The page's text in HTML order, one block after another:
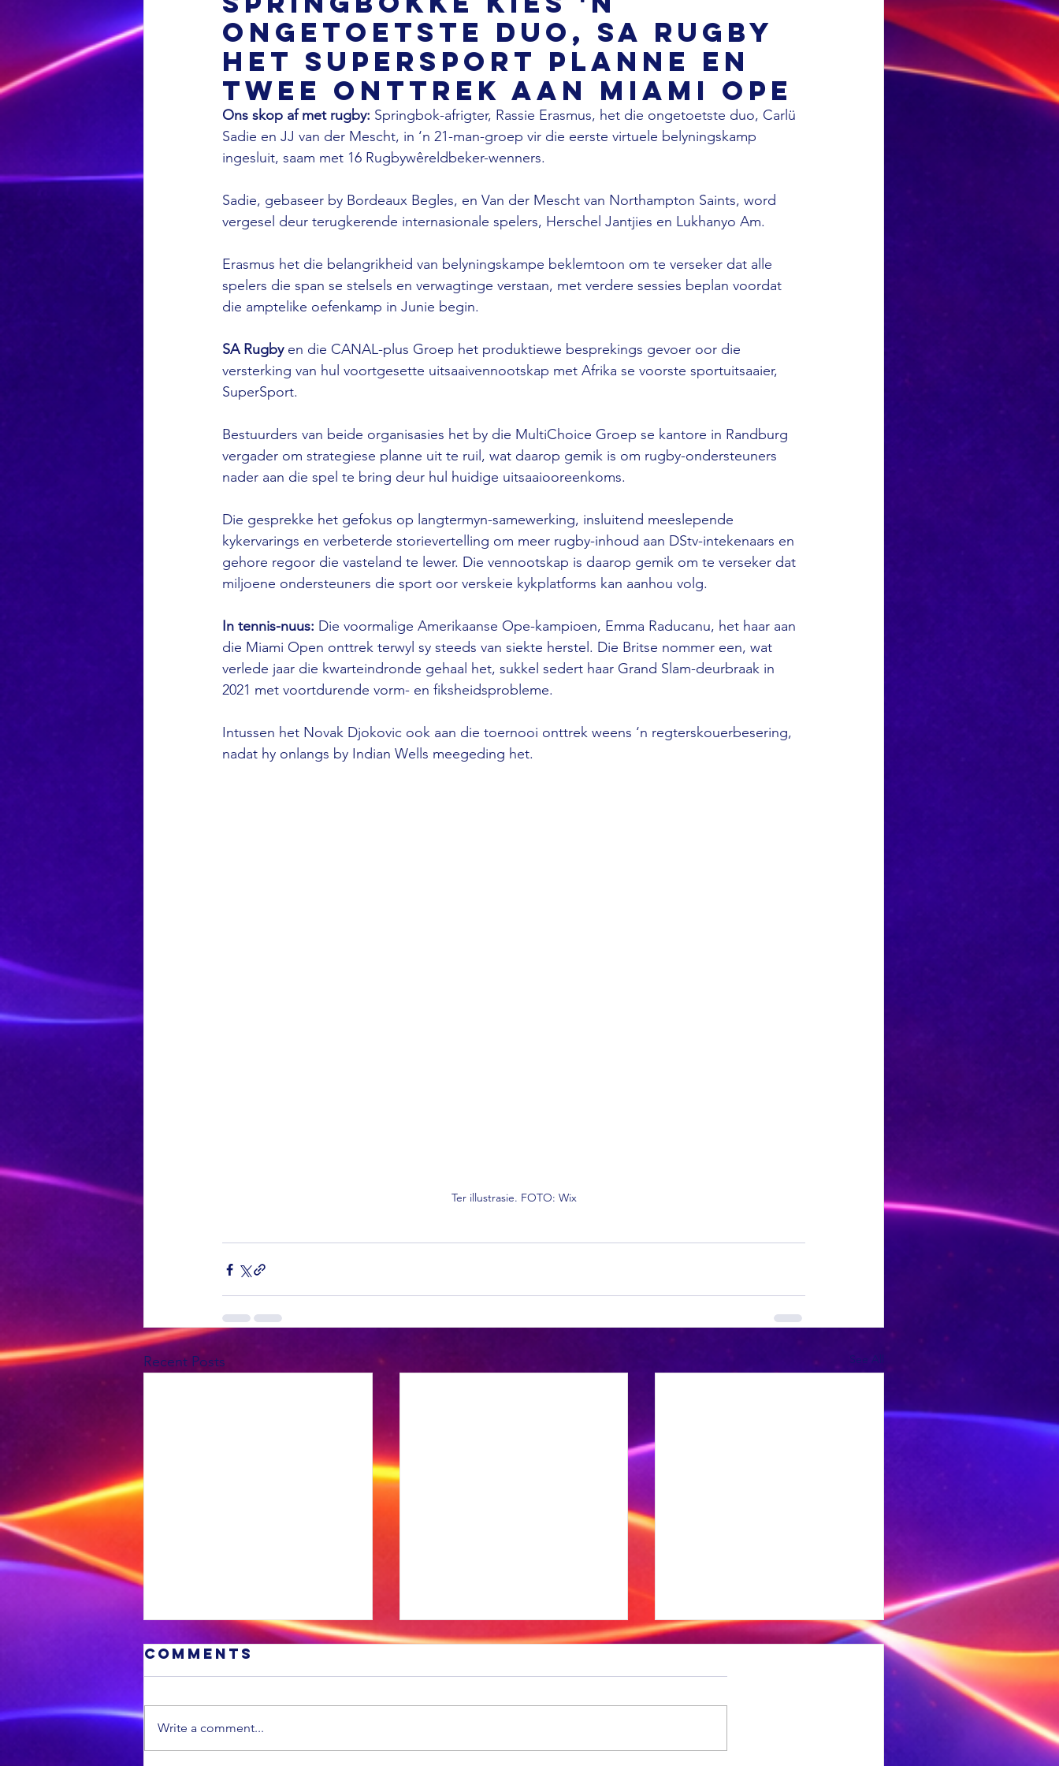
ongetoetste duo, SA Rugby
het SuperSport planne en
twee onttrek aan Miami Ope
Ons skop af met rugby: Springbok-afrigter, Rassie Erasmus, het die ongetoetste duo, Carlü
Sadie en JJ van der Mescht, in ‘n 21-man-groep vir die eerste virtuele belyningskamp
ingesluit, saam met 16 Rugbywêreldbeker-wenners.
Sadie, gebaseer by Bordeaux Begles, en Van der Mescht van Northampton Saints, word
vergesel deur terugkerende internasionale spelers, Herschel Jantjies en Lukhanyo Am.
Erasmus het die belangrikheid van belyningskampe beklemtoon om te verseker dat alle
spelers die span se stelsels en verwagtinge verstaan, met verdere sessies beplan voordat
die amptelike oefenkamp in Junie begin.
SA Rugby en die CANAL-plus Groep het produktiewe besprekings gevoer oor die
versterking van hul voortgesette uitsaaivennootskap met Afrika se voorste sportuitsaaier,
SuperSport.
Bestuurders van beide organisasies het by die MultiChoice Groep se kantore in Randburg
vergader om strategiese planne uit te ruil, wat daarop gemik is om rugby-ondersteuners
nader aan die spel te bring deur hul huidige uitsaaiooreenkoms.
Die gesprekke het gefokus op langtermyn-samewerking, insluitend meeslepende
kykervarings en verbeterde storievertelling om meer rugby-inhoud aan DStv-intekenaars en
gehore regoor die vasteland te lewer. Die vennootskap is daarop gemik om te verseker dat
miljoene ondersteuners die sport oor verskeie kykplatforms kan aanhou volg.
In tennis-nuus: Die voormalige Amerikaanse Ope-kampioen, Emma Raducanu, het haar aan
die Miami Open onttrek terwyl sy steeds van siekte herstel. Die Britse nommer een, wat
verlede jaar die kwarteindronde gehaal het, sukkel sedert haar Grand Slam-deurbraak in
2021 met voortdurende vorm- en fiksheidsprobleme.
Intussen het Novak Djokovic ook aan die toernooi onttrek weens ‘n regterskouerbesering,
nadat hy onlangs by Indian Wells meegeding het.
Ter illustrasie. FOTO: Wix
Recent Posts See All
Comments
Write a comment...